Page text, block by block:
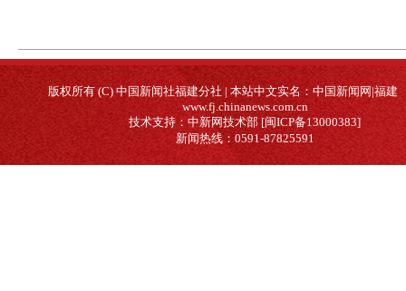
版权所有 (C) 中国新闻社福建分社 | 本站中文实名：中国新闻网|福建
www.fj.chinanews.com.cn
技术支持：中新网技术部 [闽ICP备13000383]
新闻热线：0591-87825591